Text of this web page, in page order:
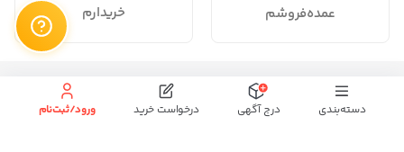
عمده‌فروشم خریدارم
تمام حقوق برای محفوظ میباشد.
دسته‌بندی درج آگهی درخواست خرید ورود/ثبت‌نام